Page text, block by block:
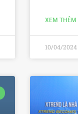
XEM THÊM
10/04/2024